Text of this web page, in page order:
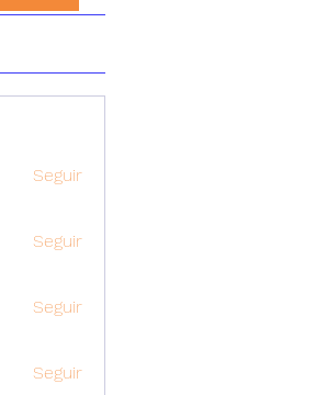
Seguir
Seguir
Seguir
Seguir